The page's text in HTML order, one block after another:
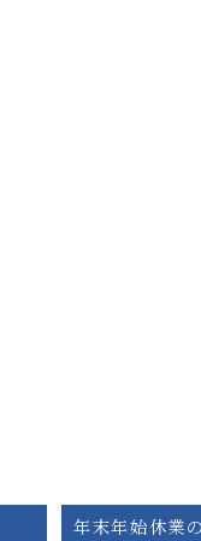
年末年始休業